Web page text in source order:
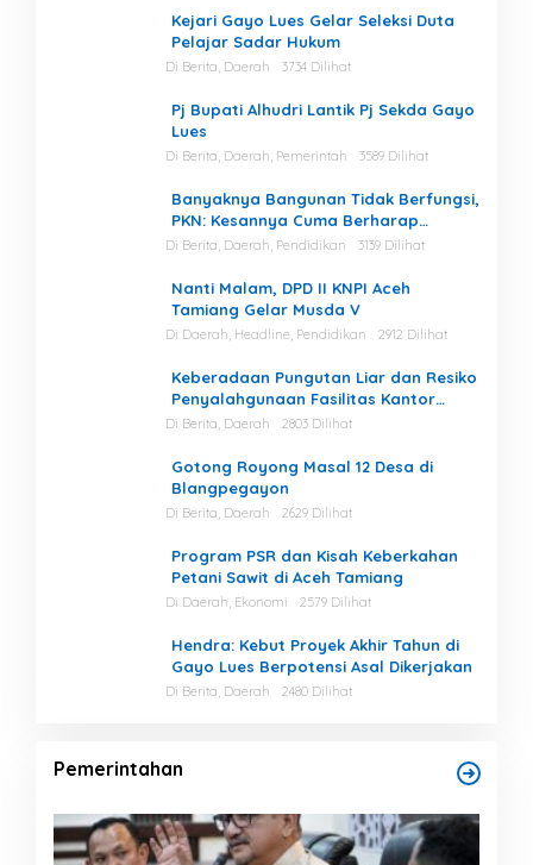
Kejari Gayo Lues Gelar Seleksi Duta
Pelajar Sadar Hukum
Di Berita, Daerah 3734 Dilihat
Pj Bupati Alhudri Lantik Pj Sekda Gayo
Lues
Di Berita, Daerah, Pemerintah 3589 Dilihat
Banyaknya Bangunan Tidak Berfungsi,
PKN: Kesannya Cuma Berharap
Kegiatan
Di Berita, Daerah, Pendidikan 3139 Dilihat
Nanti Malam, DPD II KNPI Aceh
Tamiang Gelar Musda V
Di Daerah, Headline, Pendidikan 2912 Dilihat
Keberadaan Pungutan Liar dan Resiko
Penyalahgunaan Fasilitas Kantor
Masih Tinggi di Gayo Lues.
Di Berita, Daerah 2803 Dilihat
Gotong Royong Masal 12 Desa di
Blangpegayon
Di Berita, Daerah 2629 Dilihat
Program PSR dan Kisah Keberkahan
Petani Sawit di Aceh Tamiang
Di Daerah, Ekonomi 2579 Dilihat
Hendra: Kebut Proyek Akhir Tahun di
Gayo Lues Berpotensi Asal Dikerjakan
Di Berita, Daerah 2480 Dilihat
Pemerintahan